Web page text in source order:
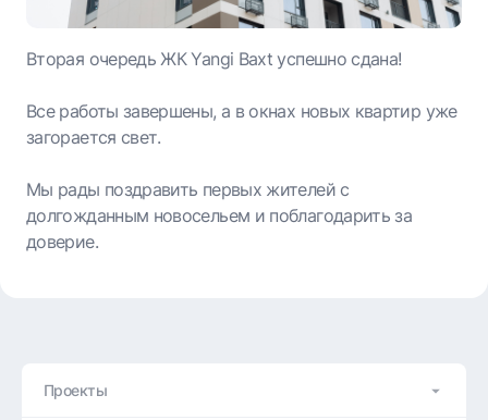
Вторая очередь ЖК Yangi Baxt успешно сдана!
Все работы завершены, а в окнах новых квартир уже
загорается свет.
Мы рады поздравить первых жителей с
долгожданным новосельем и поблагодарить за
доверие.
Проекты